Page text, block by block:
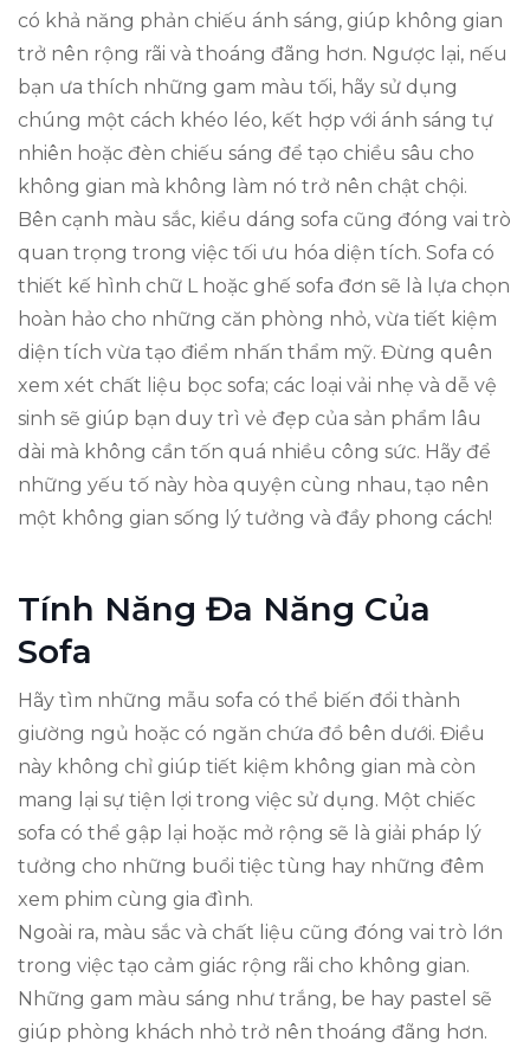
có khả năng phản chiếu ánh sáng, giúp không gian
trở nên rộng rãi và thoáng đãng hơn. Ngược lại, nếu
bạn ưa thích những gam màu tối, hãy sử dụng
chúng một cách khéo léo, kết hợp với ánh sáng tự
nhiên hoặc đèn chiếu sáng để tạo chiều sâu cho
không gian mà không làm nó trở nên chật chội.
Bên cạnh màu sắc, kiểu dáng sofa cũng đóng vai trò
quan trọng trong việc tối ưu hóa diện tích. Sofa có
thiết kế hình chữ L hoặc ghế sofa đơn sẽ là lựa chọn
hoàn hảo cho những căn phòng nhỏ, vừa tiết kiệm
diện tích vừa tạo điểm nhấn thẩm mỹ. Đừng quên
xem xét chất liệu bọc sofa; các loại vải nhẹ và dễ vệ
sinh sẽ giúp bạn duy trì vẻ đẹp của sản phẩm lâu
dài mà không cần tốn quá nhiều công sức. Hãy để
những yếu tố này hòa quyện cùng nhau, tạo nên
một không gian sống lý tưởng và đầy phong cách!
Tính Năng Đa Năng Của
Sofa
Hãy tìm những mẫu sofa có thể biến đổi thành
giường ngủ hoặc có ngăn chứa đồ bên dưới. Điều
này không chỉ giúp tiết kiệm không gian mà còn
mang lại sự tiện lợi trong việc sử dụng. Một chiếc
sofa có thể gập lại hoặc mở rộng sẽ là giải pháp lý
tưởng cho những buổi tiệc tùng hay những đêm
xem phim cùng gia đình.
Ngoài ra, màu sắc và chất liệu cũng đóng vai trò lớn
trong việc tạo cảm giác rộng rãi cho không gian.
Những gam màu sáng như trắng, be hay pastel sẽ
giúp phòng khách nhỏ trở nên thoáng đãng hơn.